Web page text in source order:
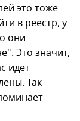
это тоже
в реестр, у
они
Это значит,
идет
Так